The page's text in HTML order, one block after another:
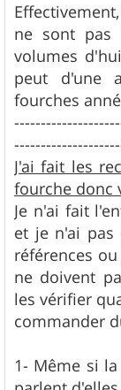
ne sont pas
volumes
peut d'une
fourches
J'ai fait les
fourche donc
Je n'ai fait
et je n'ai pas
références
ne doivent
les vérifier
commander
1- Même si